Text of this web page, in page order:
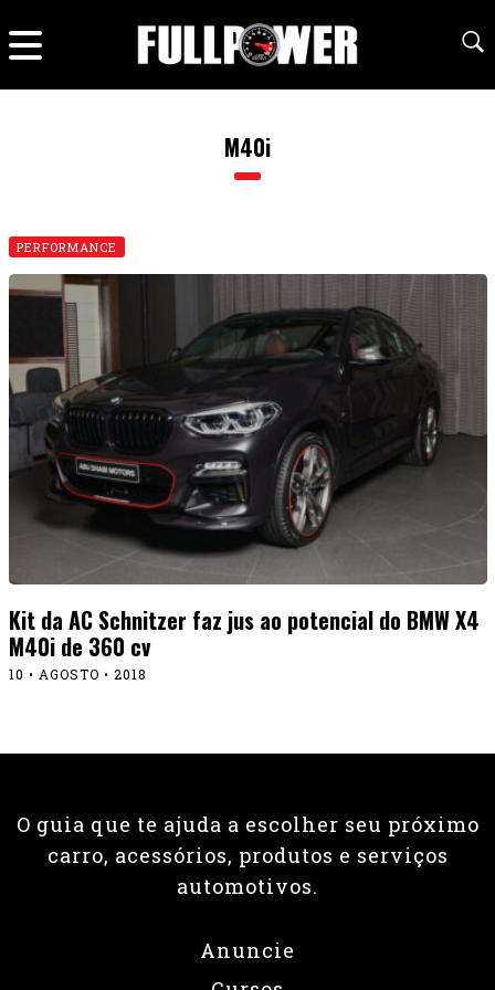
M40i
PERFORMANCE
Kit da AC Schnitzer faz jus ao potencial do BMW X4
M40i de 360 cv
10 • AGOSTO • 2018
O guia que te ajuda a escolher seu próximo
carro, acessórios, produtos e serviços
automotivos.
Anuncie